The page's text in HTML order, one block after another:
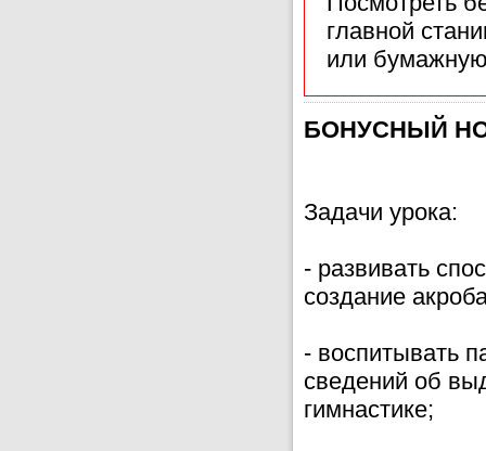
главной
или
БОНУСНЫЙ
Задачи урока:
- развивать
создание
- воспитывать
сведений об
гимнастике;